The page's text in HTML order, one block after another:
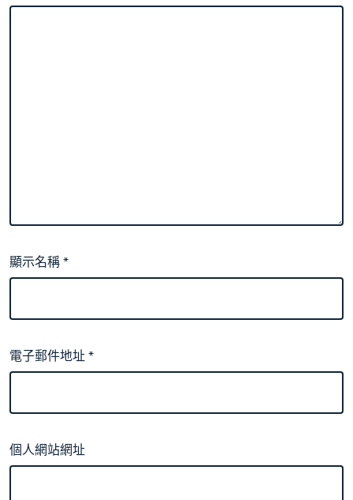
顯示名稱*
電子郵件地址*
個人網站網址